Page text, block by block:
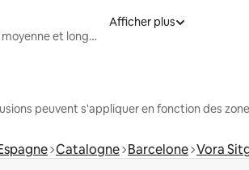
Locations moyenne et longue durée
Afficher plus
peuvent s'appliquer en fonction des
Catalogne Barcelone Vora